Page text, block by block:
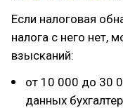
Если налоговая
налога с него нет,
взысканий:
от 10 000 до 30
данных